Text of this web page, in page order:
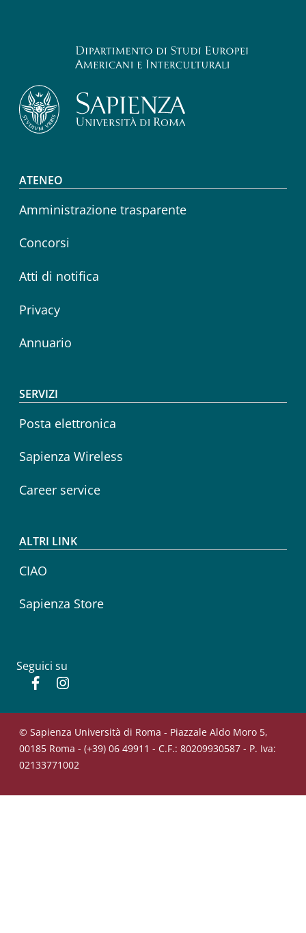
Footer menu
ATENEO
Amministrazione trasparente
Concorsi
Atti di notifica
Privacy
Annuario
SERVIZI
Posta elettronica
Sapienza Wireless
Career service
ALTRI LINK
CIAO
Sapienza Store
Seguici su
Facebook
© Sapienza Università di Roma - Piazzale Aldo Moro 5,
00185 Roma - (+39) 06 49911 - C.F.: 80209930587 - P. Iva:
02133771002